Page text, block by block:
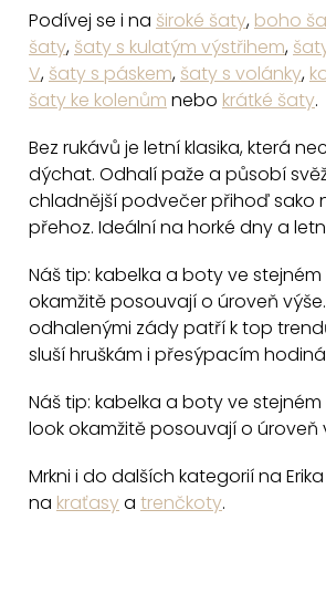
v
k
y
v
p
i
s
Podívej se i na široké šaty, boho
šaty, šaty s kulatým výstřihem,
V, šaty s páskem, šaty s volánky,
šaty ke kolenům nebo krátké šaty.
Bez rukávů je letní klasika, která
dýchat. Odhalí paže a působí
chladnější podvečer přihoď sako
přehoz. Ideální na horké dny a
Náš tip: kabelka a boty ve
okamžitě posouvají o úroveň
odhalenými zády patří k top
sluší hruškám i přesýpacím
Náš tip: kabelka a boty ve
look okamžitě posouvají o úroveň
Mrkni i do dalších kategorií na
na kraťasya trenčkoty.